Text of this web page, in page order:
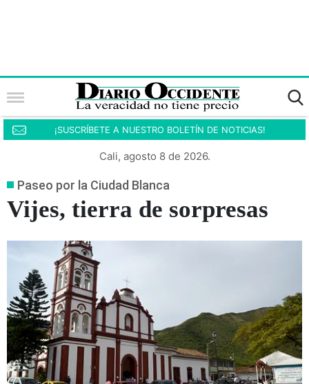
¡SUSCRÍBETE A NUESTRO BOLETÍN DE NOTICIAS!
Cali, agosto 8 de 2026.
Paseo por la Ciudad Blanca
Vijes, tierra de sorpresas